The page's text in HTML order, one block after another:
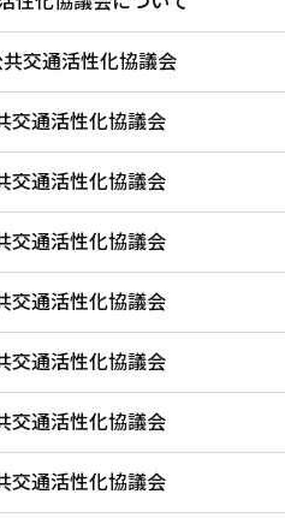
交通活性化協議会
交通活性化協議会
交通活性化協議会
交通活性化協議会
交通活性化協議会
交通活性化協議会
交通活性化協議会
交通活性化協議会